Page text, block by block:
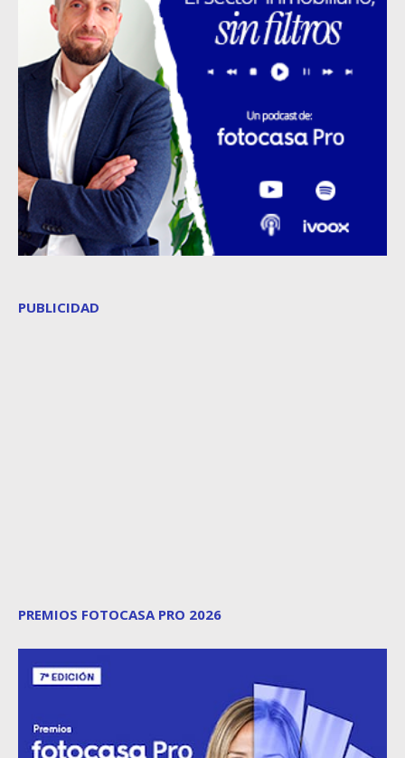
PUBLICIDAD
PREMIOS FOTOCASA PRO 2026